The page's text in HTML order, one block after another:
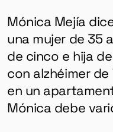
Mónica Mejía
una mujer de 35
de cinco e hija
con alzhéimer
en un
Mónica debe